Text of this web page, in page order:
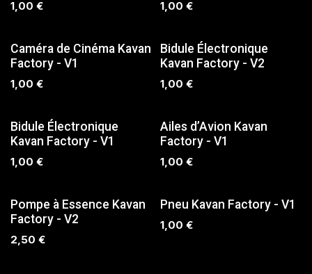
1,00 € 1,00 €
SUR COMMANDE
Caméra de Cinéma Kavan
Factory - V1
1,00 € SUR COMMANDE
Bidule Électronique
Kavan Factory - V2
1,00 €
SUR COMMANDE
Bidule Électronique
Kavan Factory - V1
1,00 € SUR COMMANDE
Ailes d’Avion Kavan
Factory - V1
1,00 €
SUR COMMANDE
Pompe à Essence Kavan
Factory - V2
2,50 € SUR COMMANDE
Pneu Kavan Factory - V1
1,00 €